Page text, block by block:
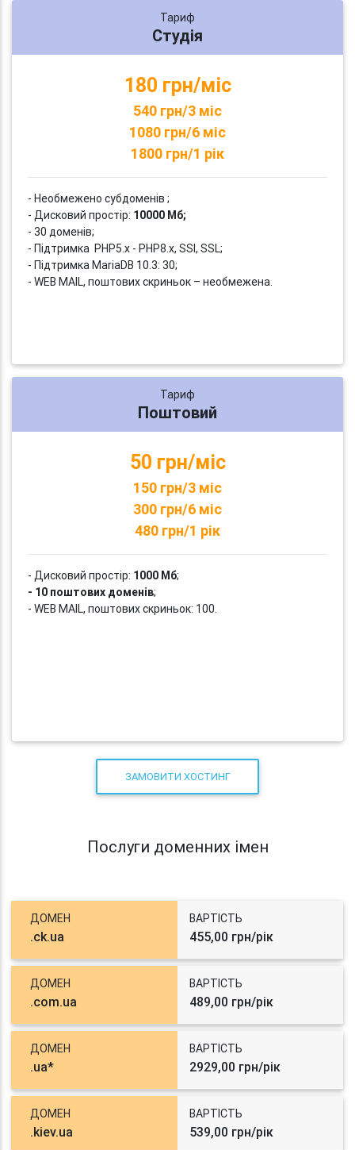
Тариф
Студія
180 грн/міс
540 грн/3 міс
1080 грн/6 міс
1800 грн/1 рік
- Необмежено субдоменів ;
- Дисковий простір: 10000 Мб;
- 30 доменів;
- Підтримка PHP5.x - PHP8.x, SSI, SSL;
- Підтримка MariaDB 10.3: 30;
- WEB MAIL, поштових скриньок – необмежена.
Тариф
Поштовий
50 грн/міс
150 грн/3 міс
300 грн/6 міс
480 грн/1 рік
- Дисковий простір: 1000 Мб;
- 10 поштових доменів;
- WEB MAIL, поштових скриньок: 100.
ЗАМОВИТИ ХОСТИНГ
Послуги доменних імен
ДОМЕН
.ck.ua
ВАРТІСТЬ
455,00 грн/рік
ДОМЕН
.com.ua
ВАРТІСТЬ
489,00 грн/рік
ДОМЕН
.ua*
ВАРТІСТЬ
2929,00 грн/рік
ДОМЕН
.kiev.ua
ВАРТІСТЬ
539,00 грн/рік